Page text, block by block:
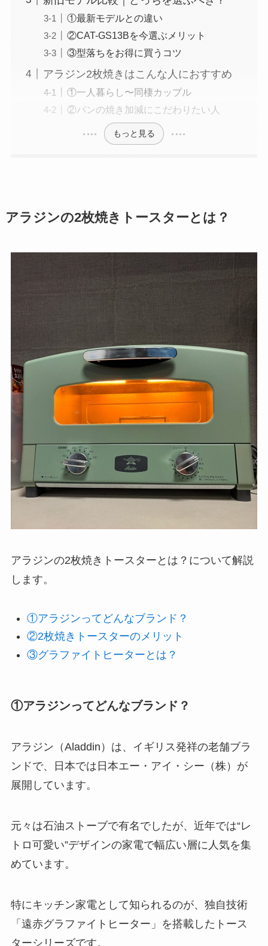
①最新モデルとの違い
②CAT-GS13Bを今選ぶメリット
③型落ちをお得に買うコツ
アラジン2枚焼きはこんな人におすすめ
①一人暮らし〜同棲カップル
②パンの焼き加減にこだわりたい人
もっと見る
アラジンの2枚焼きトースターとは？
アラジンの2枚焼きトースターとは？について解説
します。
①アラジンってどんなブランド？
②2枚焼きトースターのメリット
③グラファイトヒーターとは？
①アラジンってどんなブランド？
アラジン（Aladdin）は、イギリス発祥の老舗ブラ
ンドで、日本では日本エー・アイ・シー（株）が
展開しています。
元々は石油ストーブで有名でしたが、近年では“レ
トロ可愛い”デザインの家電で幅広い層に人気を集
めています。
特にキッチン家電として知られるのが、独自技術
「遠赤グラファイトヒーター」を搭載したトース
ターシリーズです。